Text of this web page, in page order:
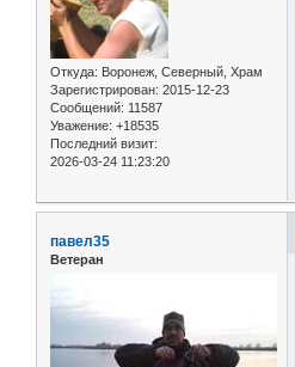
Откуда: Воронеж, Северный, Храм
Зарегистрирован: 2015-12-23
Сообщений: 11587
Уважение: +18535
Последний визит:
2026-03-24 11:23:20
павел35
Ветеран